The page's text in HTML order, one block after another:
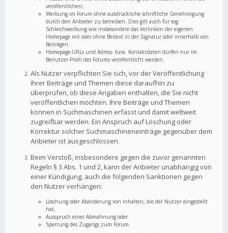
veröffentlichen;
Werbung im Forum ohne ausdrückliche schriftliche Genehmigung
durch den Anbieter zu betreiben. Dies gilt auch für sog.
Schleichwerbung wie insbesondere das Verlinken der eigenen
Homepage mit oder ohne Beitext in der Signatur oder innerhalb von
Beiträgen.
Homepage-URLs und Adress- bzw. Kontaktdaten dürfen nur im
Benutzer-Profil des Forums veröffentlicht werden.
Als Nutzer verpflichten Sie sich, vor der Veröffentlichung
Ihrer Beiträge und Themen diese daraufhin zu
überprüfen, ob diese Angaben enthalten, die Sie nicht
veröffentlichen möchten. Ihre Beiträge und Themen
können in Suchmaschinen erfasst und damit weltweit
zugreifbar werden. Ein Anspruch auf Löschung oder
Korrektur solcher Suchmaschineneinträge gegenüber dem
Anbieter ist ausgeschlossen.
Beim Verstoß, insbesondere gegen die zuvor genannten
Regeln § 3 Abs. 1 und 2, kann der Anbieter unabhängig von
einer Kündigung, auch die folgenden Sanktionen gegen
den Nutzer verhängen:
Löschung oder Abänderung von Inhalten, die der Nutzer eingestellt
hat,
Ausspruch einer Abmahnung oder
Sperrung des Zugangs zum Forum.